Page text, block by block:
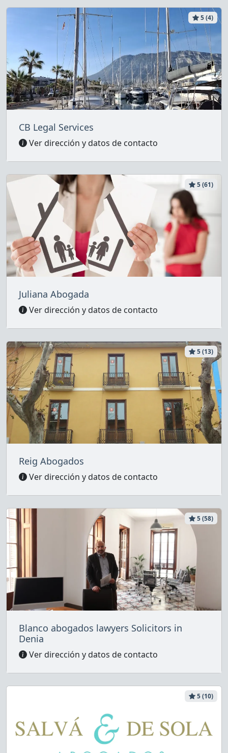
5 (4)
CB Legal Services
Ver dirección y datos de contacto
5 (61)
Juliana Abogada
Ver dirección y datos de contacto
5 (13)
Reig Abogados
Ver dirección y datos de contacto
5 (58)
Blanco abogados lawyers Solicitors in
Denia
Ver dirección y datos de contacto
5 (10)